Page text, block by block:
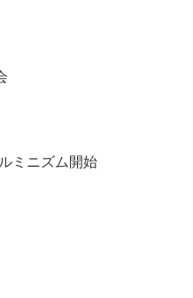
ミニズム開始